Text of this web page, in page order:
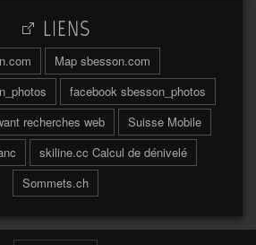
2026
17 Abländschen 3
2004 64 Adelboden 2
Adonis 6
du Sud 2019
LIENS
Map sbesson.com
facebook sbesson_photos
recherches web
Suisse Mobile
skiline.cc Calcul de dénivelé
Sommets.ch